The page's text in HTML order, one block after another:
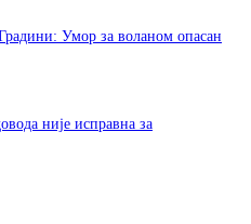
Умор за воланом опасан
није исправна за